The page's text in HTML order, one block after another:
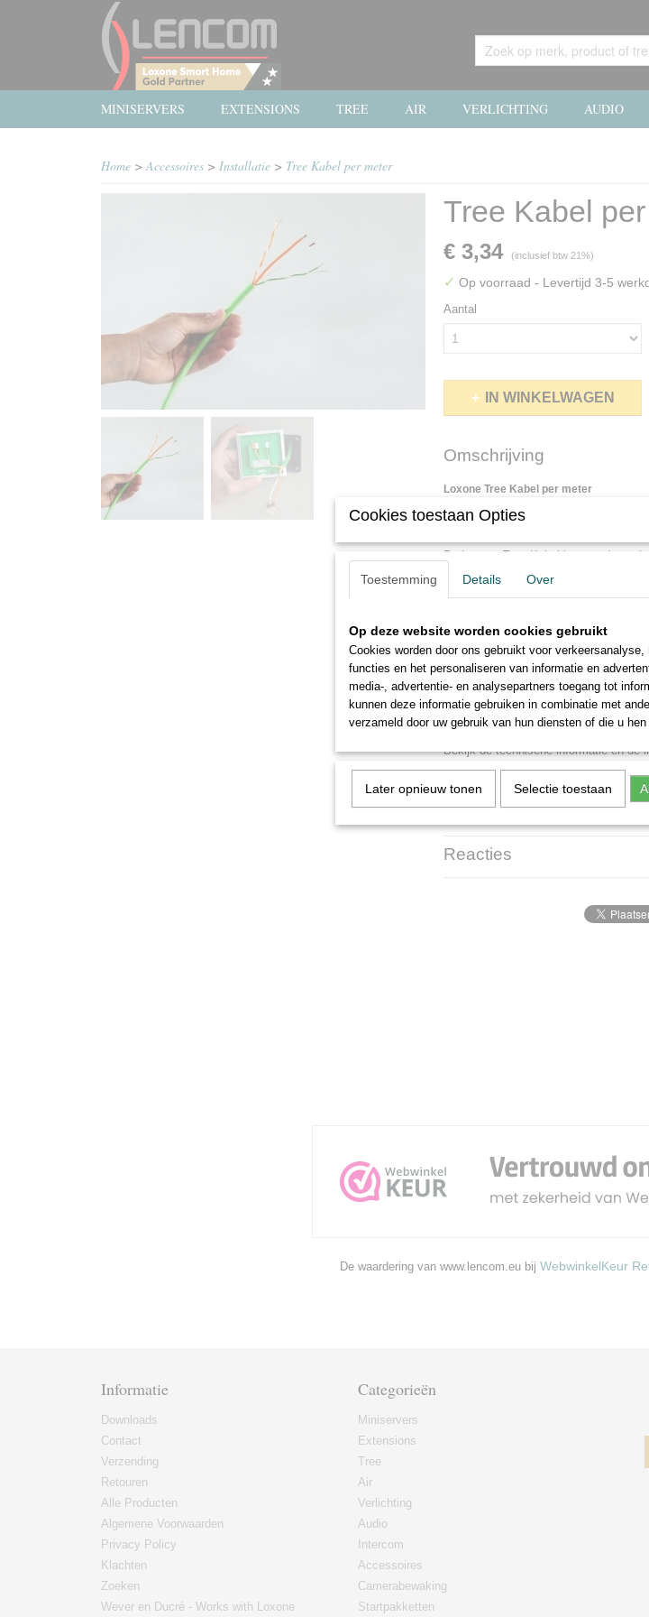
MINISERVERS EXTENSIONS TREE AIR VERLICHTING AUDIO
Home >Accessoires > Installatie > Tree Kabel per meter
Tree Kabel
€ 3,34 (inclusief btw 21%)
✓ Op voorraad - Levertijd 3-5
Aantal
IN WINKELWAGEN
Omschrijving
Loxone Tree Kabel per meter
De Loxone Tree Kabel kan u bij ons
aantal meters in en wij knippen de
De Loxone Tree Kabel kan worden
gestandaardiseerde kleurcode
De Loxone Tree Kabel beschikt over
aderpaar van 1,5mm² voor het
aderparen van 0,6mm² om de Loxone
sluiten.
*Let op: voor België, controleer het
raadplegen.
Bekijk de technische informatie en de
Loxone:https://www.loxone.com/
Hulp nodig bij het installeren of
Reacties
De waardering van www.lencom.eu bij WebwinkelKeur
Informatie
Downloads
Contact
Verzending
Retouren
Alle Producten
Algemene Voorwaarden
Privacy Policy
Klachten
Zoeken
Wever en Ducré - Works with Loxone
Categorieën
Miniservers
Extensions
Tree
Air
Verlichting
Audio
Intercom
Accessoires
Camerabewaking
Startpakketten
Cookies toestaan Opties
Toestemming Details Over
Op deze website worden cookies gebruikt
Cookies worden door ons gebruikt voor
functies en het personaliseren van informatie en
media-, advertentie- en analysepartners toegang tot
kunnen deze informatie gebruiken in combinatie met
verzameld door uw gebruik van hun diensten of die u
Later opnieuw tonen Selectie toestaan